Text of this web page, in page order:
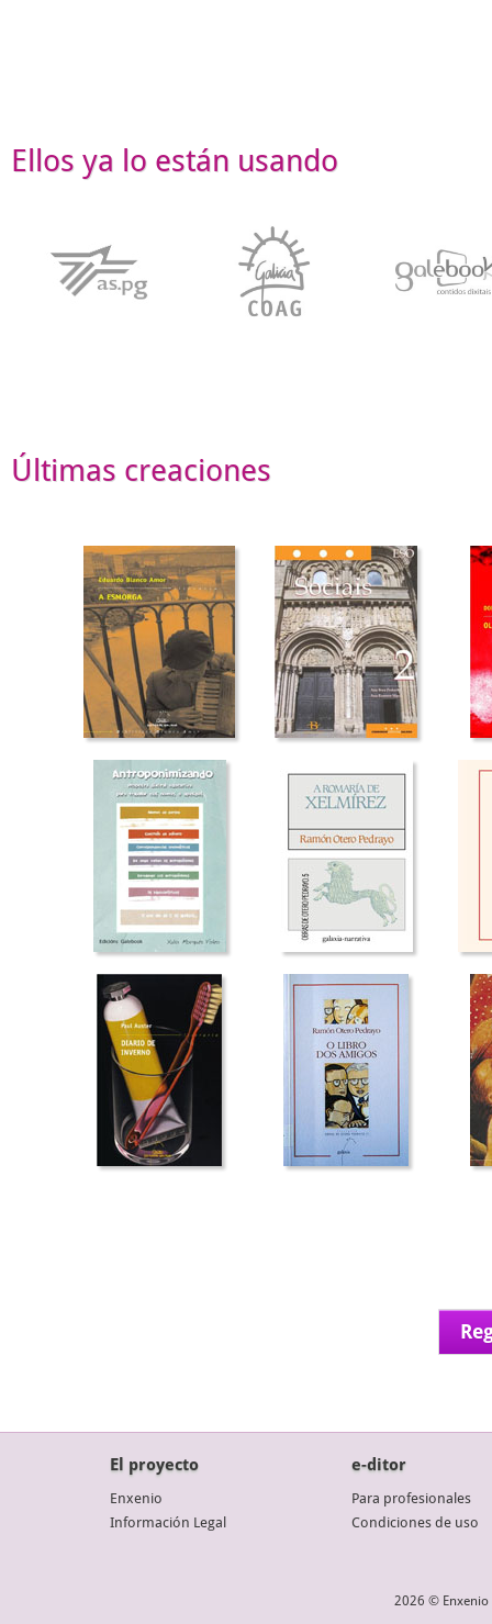
Ellos ya lo están usando
Últimas creaciones
El proyecto
Enxenio
Información Legal
e-ditor
Para profesionales
Condiciones de uso
2026 © Enxenio